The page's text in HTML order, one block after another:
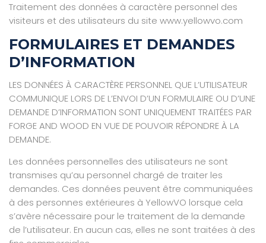
Traitement des données à caractère personnel des
visiteurs et des utilisateurs du site www.yellowvo.com
FORMULAIRES ET DEMANDES
D’INFORMATION
LES DONNÉES À CARACTÈRE PERSONNEL QUE L’UTILISATEUR
COMMUNIQUE LORS DE L’ENVOI D’UN FORMULAIRE OU D’UNE
DEMANDE D’INFORMATION SONT UNIQUEMENT TRAITÉES PAR
FORGE AND WOOD EN VUE DE POUVOIR RÉPONDRE À LA
DEMANDE.
Les données personnelles des utilisateurs ne sont
transmises qu’au personnel chargé de traiter les
demandes. Ces données peuvent être communiquées
à des personnes extérieures à YellowVO lorsque cela
s’avère nécessaire pour le traitement de la demande
de l’utilisateur. En aucun cas, elles ne sont traitées à des